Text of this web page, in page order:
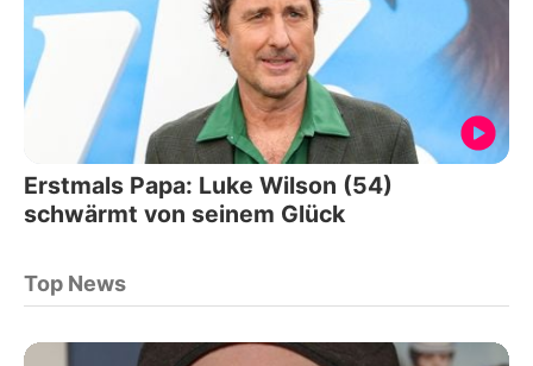
Erstmals Papa: Luke Wilson (54)
schwärmt von seinem Glück
Top News